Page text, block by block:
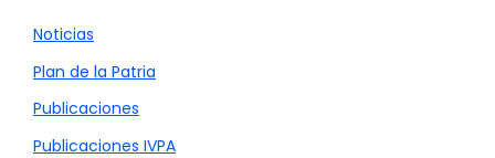
Noticias
Plan de la Patria
Publicaciones
Publicaciones IVPA